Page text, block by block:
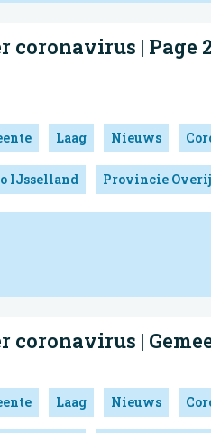
coronavirus | Page
Laag Nieuws
IJsselland Provincie
coronavirus |
Laag Nieuws